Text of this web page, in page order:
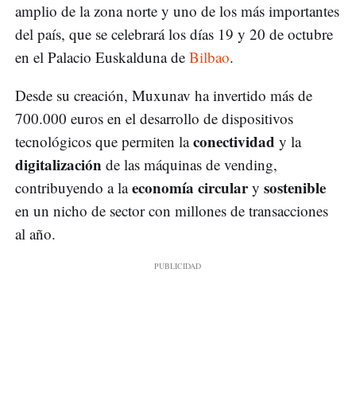
amplio de la zona norte y uno de los más importantes
del país, que se celebrará los días 19 y 20 de octubre
en el Palacio Euskalduna de Bilbao.
Desde su creación, Muxunav ha invertido más de
700.000 euros en el desarrollo de dispositivos
tecnológicos que permiten laconectividad y la
digitalización de las máquinas de vending,
contribuyendo a laeconomía circulary sostenible
en un nicho de sector con millones de transacciones
al año.